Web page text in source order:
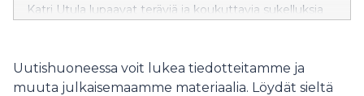
Katri Utula lupaavat teräviä ja koukuttavia sukelluksia
Uutishuoneessa voit lukea tiedotteitamme ja
muuta julkaisemaamme materiaalia. Löydät sieltä